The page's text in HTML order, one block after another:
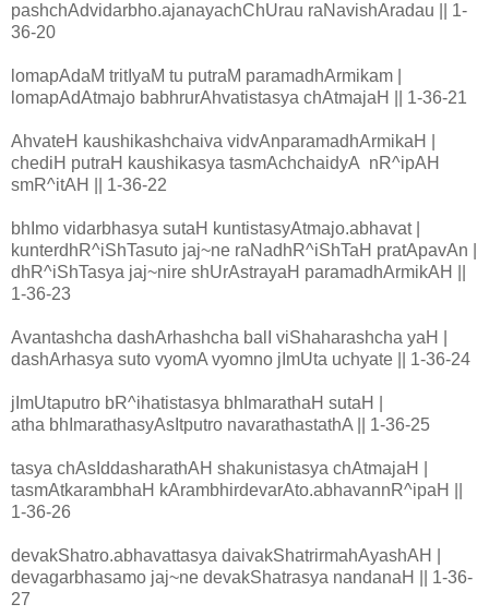
pashchAdvidarbho.ajanayachChUrau raNavishAradau || 1-
36-20
lomapAdaM tritIyaM tu putraM paramadhArmikam |
lomapAdAtmajo babhrurAhvatistasya chAtmajaH || 1-36-21
AhvateH kaushikashchaiva vidvAnparamadhArmikaH |
chediH putraH kaushikasya tasmAchchaidyA nR^ipAH
smR^itAH || 1-36-22
bhImo vidarbhasya sutaH kuntistasyAtmajo.abhavat |
kunterdhR^iShTasuto jaj~ne raNadhR^iShTaH pratApavAn |
dhR^iShTasya jaj~nire shUrAstrayaH paramadhArmikAH ||
1-36-23
Avantashcha dashArhashcha balI viShaharashcha yaH |
dashArhasya suto vyomA vyomno jImUta uchyate || 1-36-24
jImUtaputro bR^ihatistasya bhImarathaH sutaH |
atha bhImarathasyAsItputro navarathastathA || 1-36-25
tasya chAsIddasharathAH shakunistasya chAtmajaH |
tasmAtkarambhaH kArambhirdevarAto.abhavannR^ipaH ||
1-36-26
devakShatro.abhavattasya daivakShatrirmahAyashAH |
devagarbhasamo jaj~ne devakShatrasya nandanaH || 1-36-
27